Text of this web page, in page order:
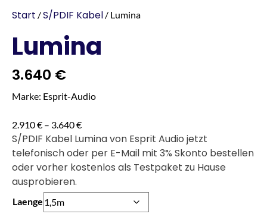
Start /S/PDIF Kabel / Lumina
Lumina
3.640 €
Marke: Esprit-Audio
2.910€ – 3.640€
S/PDIF Kabel Lumina von Esprit Audio jetzt
telefonisch oder per E-Mail mit 3% Skonto bestellen
oder vorher kostenlos als Testpaket zu Hause
ausprobieren.
Laenge